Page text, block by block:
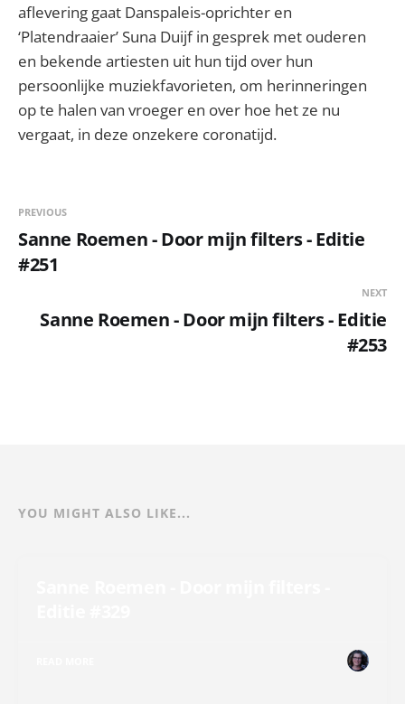
aflevering gaat Danspaleis-oprichter en
‘Platendraaier’ Suna Duijf in gesprek met ouderen
en bekende artiesten uit hun tijd over hun
persoonlijke muziekfavorieten, om herinneringen
op te halen van vroeger en over hoe het ze nu
vergaat, in deze onzekere coronatijd.
PREVIOUS
Sanne Roemen - Door mijn filters - Editie
#251
NEXT
Sanne Roemen - Door mijn filters - Editie
#253
YOU MIGHT ALSO LIKE...